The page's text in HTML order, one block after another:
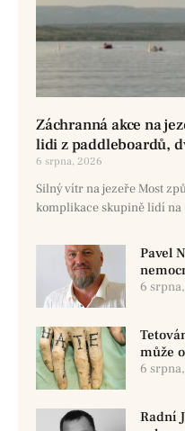
Záchranná akce na
lidi z paddleboardů,
6 srpna, 2026
Silný vítr na jezeře Most
komplikace skupině lidí na
Pavel
6
může
žádá o
6
Radní